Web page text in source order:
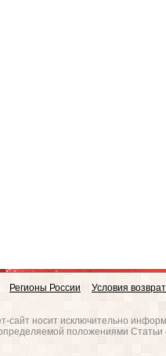
Регионы России Условия
сайт носит исключительно
положениями Статьи